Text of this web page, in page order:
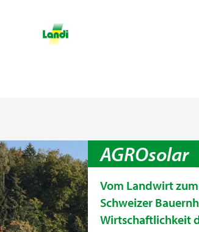
AGROsolar
Vom Landwirt
Schweizer
Wirtschaftlichkeit